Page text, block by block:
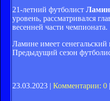
21-летний футболист
уровень, рассматривался
весенней части чемпионата.
Ламине имеет
Предыдущий сезон
23.03.2023 | Комментарии: 0 |